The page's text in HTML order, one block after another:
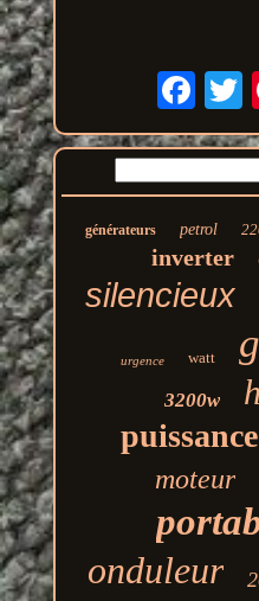
générateurs petrol
inverter
silencieux
urgence watt
3200w
puissance
moteur
onduleur